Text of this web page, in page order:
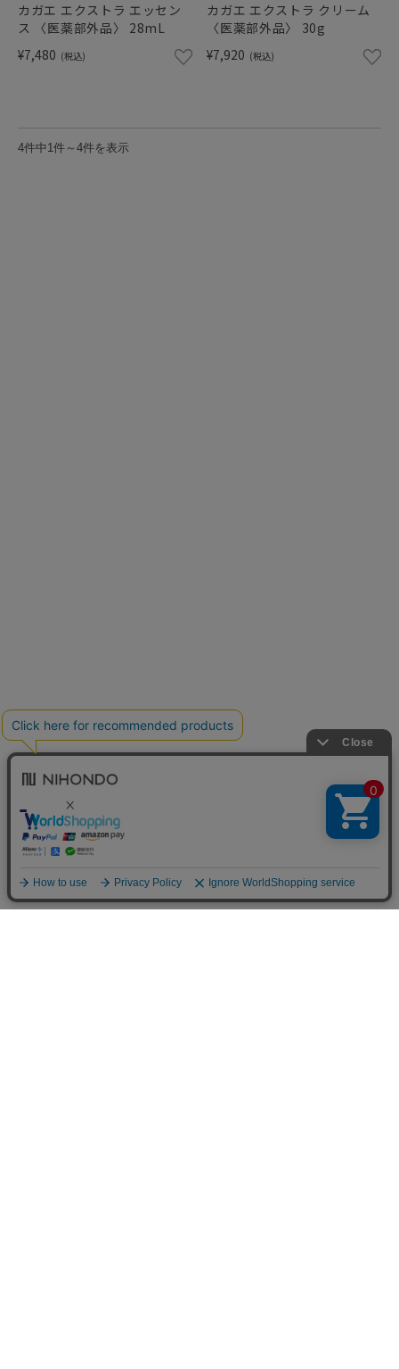
カガエ エクストラ エッセン
ス 〈医薬部外品〉 28mL
¥7,480 (税込)
カガエ エクストラ クリーム
〈医薬部外品〉 30g
¥7,920 (税込)
4件中1件～4件を表示